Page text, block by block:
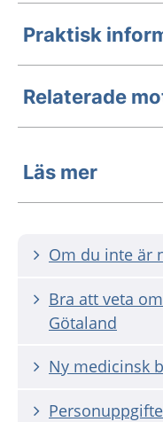
Praktisk
Relaterade
Läs mer
Om du inte är
Bra att veta
Götaland
Ny medicinsk